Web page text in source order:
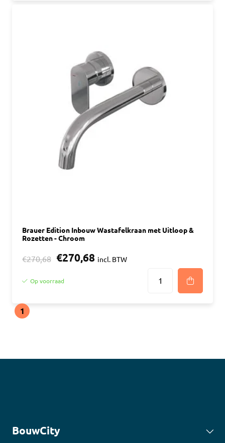
Brauer Edition Inbouw Wastafelkraan met Uitloop &
Rozetten - Chroom
€270,68 €270,68 incl. BTW
Op voorraad
1
BouwCity